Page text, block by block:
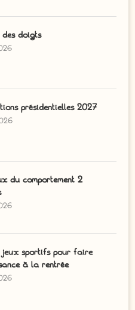
doigts
présidentielles 2027
du comportement 2
sportifs pour faire
à la rentrée